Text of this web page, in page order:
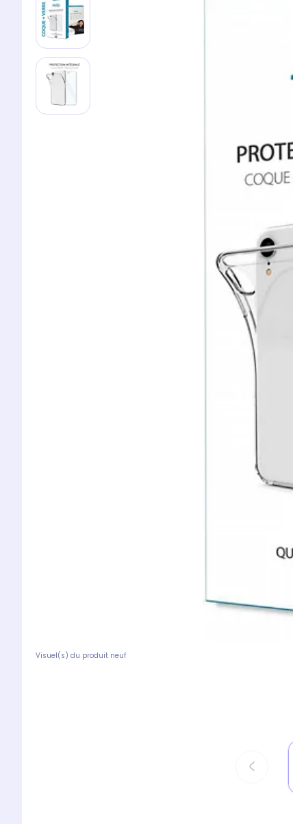
Visuel(s) du produit neuf